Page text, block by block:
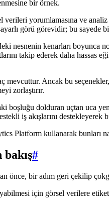
bir örnek.
verileri yorumlamasına ve
görü görevidir; bu sayede
nesnenin kenarları boyunca
takip ederek daha hassas
Ancak bu
zorlaştırır.
boşluğu dolduran uçtan uca
iş akışlarını destekleyerek
Platform kullanarak bunları
bakış#
bir adım geri çekilip
için görsel verilere